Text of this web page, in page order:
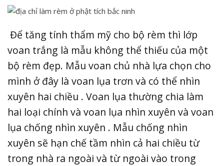
Để tăng tính thẩm mỹ cho bộ rèm thì lớp
voan trắng là mẫu không thể thiếu của một
bộ rèm đẹp. Mẫu voan chủ nhà lựa chọn cho
mình ở đây là voan lụa trơn và có thể nhìn
xuyên hai chiều . Voan lụa thường chia làm
hai loại chính và voan lụa nhìn xuyên và voan
lụa chống nhìn xuyên . Mẫu chống nhìn
xuyên sẽ hạn chế tầm nhìn cả hai chiều từ
trong nhà ra ngoài và từ ngoài vào trong